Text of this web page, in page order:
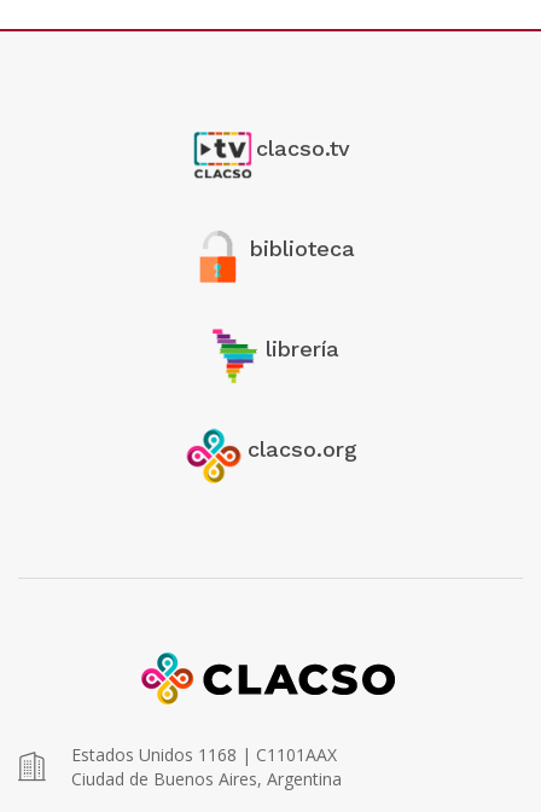
clacso.tv
biblioteca
librería
clacso.org
Estados Unidos 1168 | C1101AAX
Ciudad de Buenos Aires, Argentina